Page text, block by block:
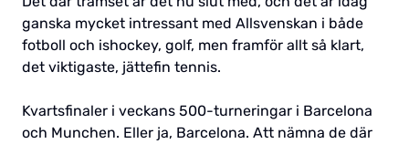
ganska mycket intressant med Allsvenskan i både
fotboll och ishockey, golf, men framför allt så klart,
det viktigaste, jättefin tennis.
Kvartsfinaler i veckans 500-turneringar i Barcelona
och Munchen. Eller ja, Barcelona. Att nämna de där